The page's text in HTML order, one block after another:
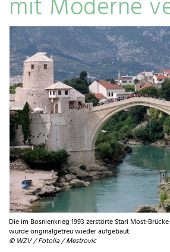
mit Moderne
Die im Bosnienkrieg 1993 zerstörte Stari Most-
wurde originalgetreu wieder aufgebaut.
© WZV / Fotolia / Mestrovic